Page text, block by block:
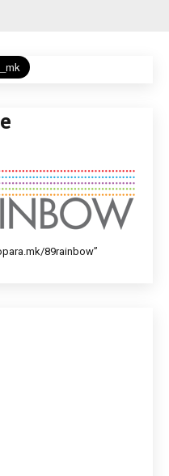
89rainbow”